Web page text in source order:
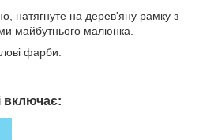
включає:
натягнуте на дерев'яну рамку з
майбутнього малюнка.
фарби.